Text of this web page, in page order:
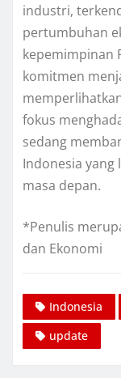
industri,
pertumbuhan
kepemimpinan
komitmen
fokus
sedang
Indonesia
masa depan.
*Penulis
dan Ekonomi
Indonesia
update